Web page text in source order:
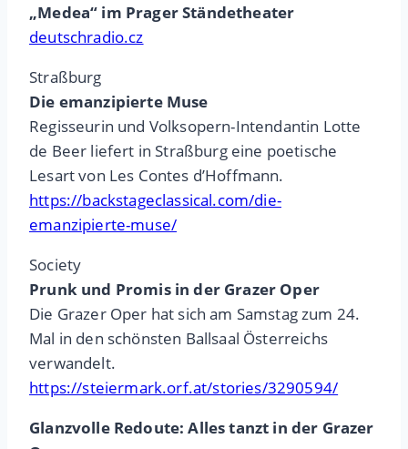
„Medea“ im Prager Ständetheater
deutschradio.cz
Straßburg
Die emanzipierte Muse
Regisseurin und Volksopern-Intendantin Lotte
de Beer liefert in Straßburg eine poetische
Lesart von Les Contes d’Hoffmann.
https://backstageclassical.com/die-
emanzipierte-muse/
Society
Prunk und Promis in der Grazer Oper
Die Grazer Oper hat sich am Samstag zum 24.
Mal in den schönsten Ballsaal Österreichs
verwandelt.
https://steiermark.orf.at/stories/3290594/
Glanzvolle Redoute: Alles tanzt in der Grazer